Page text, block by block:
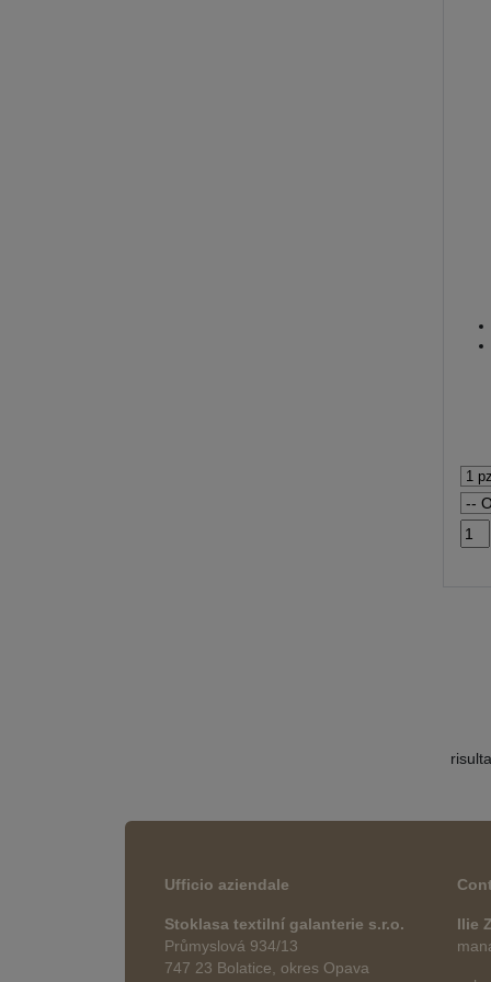
Ufficio aziendale
Stoklasa textilní galanterie s.r.o.
Průmyslová 934/13
747 23 Bolatice, okres Opava
Ilie